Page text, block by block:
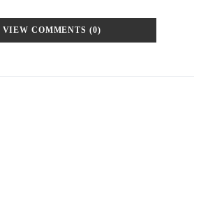
VIEW COMMENTS (0)